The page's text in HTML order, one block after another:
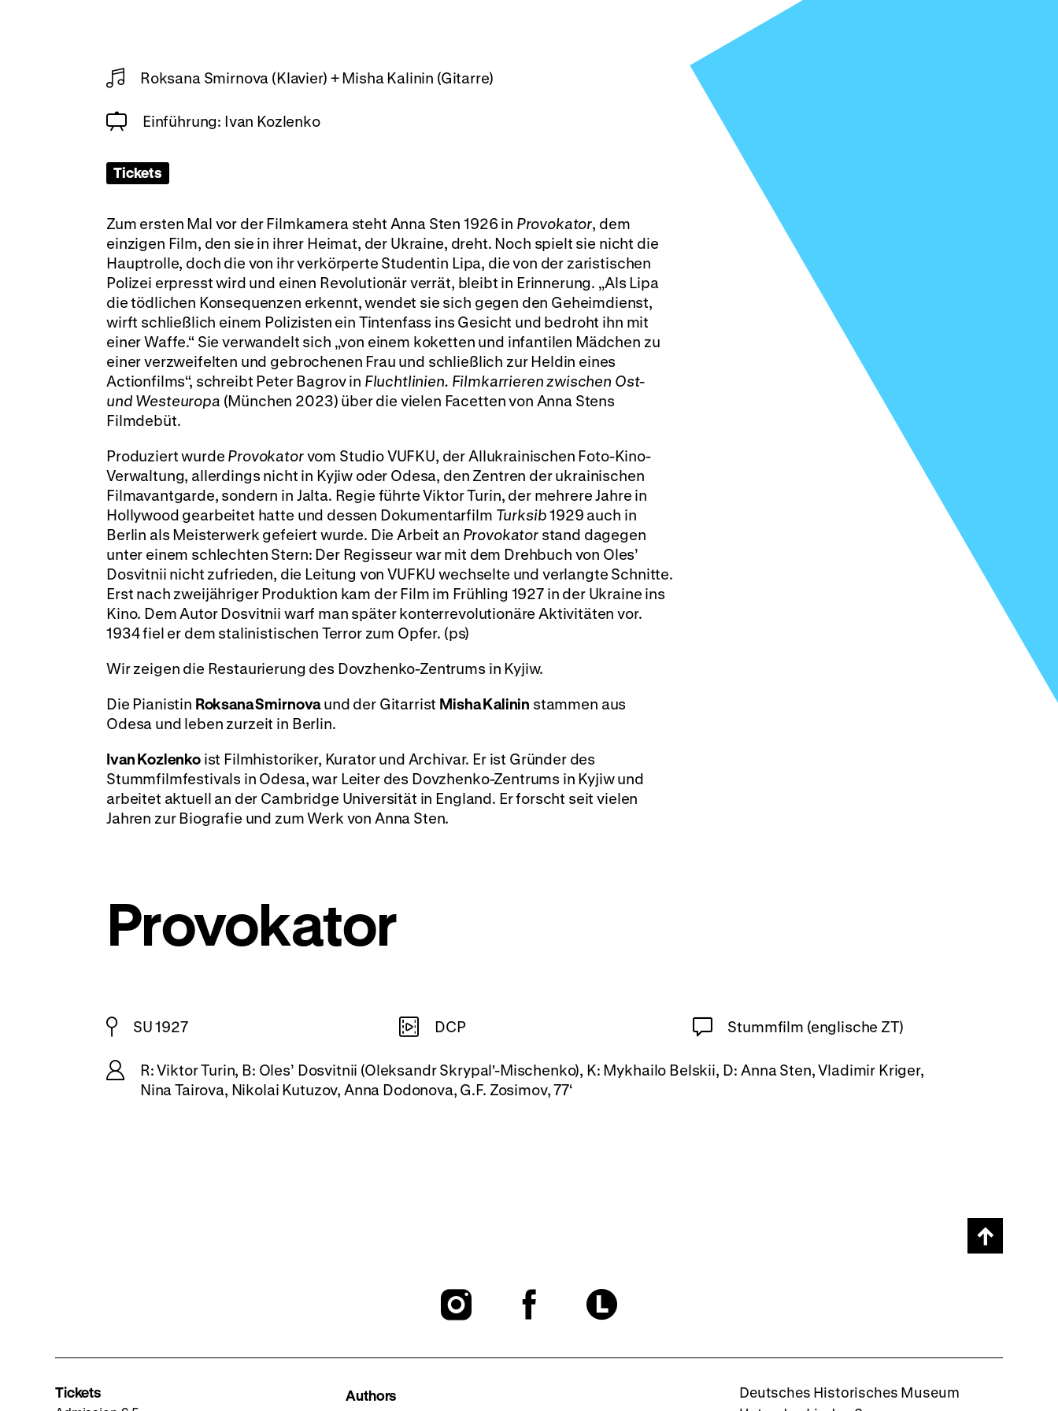
Roksana Smirnova (Klavier) + Misha Kalinin (Gitarre)
Einführung: Ivan Kozlenko
Tickets
Zum ersten Mal vor der Filmkamera steht Anna Sten 1926 in Provokator, dem
einzigen Film, den sie in ihrer Heimat, der Ukraine, dreht. Noch spielt sie nicht die
Hauptrolle, doch die von ihr verkörperte Studentin Lipa, die von der zaristischen
Polizei erpresst wird und einen Revolutionär verrät, bleibt in Erinnerung. „Als Lipa
die tödlichen Konsequenzen erkennt, wendet sie sich gegen den Geheimdienst,
wirft schließlich einem Polizisten ein Tintenfass ins Gesicht und bedroht ihn mit
einer Waffe.“ Sie verwandelt sich „von einem koketten und infantilen Mädchen zu
einer verzweifelten und gebrochenen Frau und schließlich zur Heldin eines
Actionfilms“, schreibt Peter Bagrov in Fluchtlinien. Filmkarrieren zwischen Ost-
und Westeuropa (München 2023) über die vielen Facetten von Anna Stens
Filmdebüt.
Produziert wurde Provokatorvom Studio VUFKU, der Allukrainischen Foto-Kino-
Verwaltung, allerdings nicht in Kyjiw oder Odesa, den Zentren der ukrainischen
Filmavantgarde, sondern in Jalta. Regie führte Viktor Turin, der mehrere Jahre in
Hollywood gearbeitet hatte und dessen Dokumentarfilm Turksib1929 auch in
Berlin als Meisterwerk gefeiert wurde. Die Arbeit an Provokatorstand dagegen
unter einem schlechten Stern: Der Regisseur war mit dem Drehbuch von Oles’
Dosvitnii nicht zufrieden, die Leitung von VUFKU wechselte und verlangte Schnitte.
Erst nach zweijähriger Produktion kam der Film im Frühling 1927 in der Ukraine ins
Kino. Dem Autor Dosvitnii warf man später konterrevolutionäre Aktivitäten vor.
1934 fiel er dem stalinistischen Terror zum Opfer. (ps)
Wir zeigen die Restaurierung des Dovzhenko-Zentrums in Kyjiw.
Die Pianistin Roksana Smirnovaund der Gitarrist Misha Kalinin stammen aus
Odesa und leben zurzeit in Berlin.
Ivan Kozlenkoist Filmhistoriker, Kurator und Archivar. Er ist Gründer des
Stummfilmfestivals in Odesa, war Leiter des Dovzhenko-Zentrums in Kyjiw und
arbeitet aktuell an der Cambridge Universität in England. Er forscht seit vielen
Jahren zur Biografie und zum Werk von Anna Sten.
Provokator
SU 1927 DCP Stummfilm (englische ZT)
R: Viktor Turin, B: Oles’ Dosvitnii (Oleksandr Skrypal'-Mischenko), K: Mykhailo Belskii, D: Anna Sten, Vladimir Kriger,
Nina Tairova, Nikolai Kutuzov, Anna Dodonova, G.F. Zosimov, 77‘
Scroll
page
To
To
To
Letterboxd
Tickets Authors
Deutsches Historisches Museum